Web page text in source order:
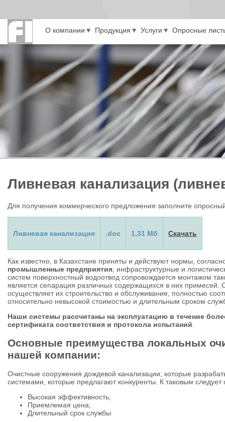
О компании Продукция Услуги Опросные
Ливневая канализация
Для получения коммерческого предложения заполните
Ливневая канализация .doc 1,31 Мб Скачать
Как известно, в Казахстане приняты и действуют нормы,
промышленные предприятия , инфраструктурные и
систем поверхностный водоотвод сопровождается монтажом
является сепарация различных содержащихся в них
осуществляет их строительство и обслуживание, полностью
относительно невысокой стоимостью и длительным сроком
Наши системы рассчитаны на эксплуатацию в течение
сертификата соответствия и протокола испытаний
Основные преимущества локальных
нашей компании:
Очистные сооружения дождевой канализации, которые
системами, которые предлагают конкуренты. К таковым следует
Высокая эффективность;
Приемлемая цена;
Длительный срок службы